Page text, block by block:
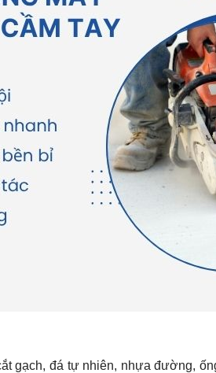
gạch, đá tự nhiên, nhựa đường,